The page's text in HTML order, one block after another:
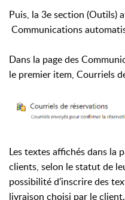
Puis, la 3e section (Outils)
Communications
Dans la page des
le premier item, Courriels
Les textes affichés dans la
clients, selon le statut de
possibilité d'inscrire des
livraison choisi par le